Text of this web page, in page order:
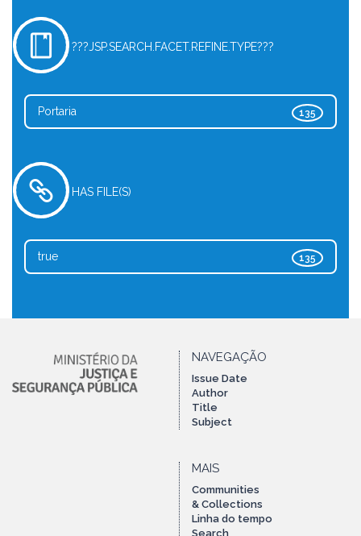
???JSP.SEARCH.FACET.REFINE.TYPE???
135
Portaria
HAS FILE(S)
135
true
NAVEGAÇÃO
Issue Date
Author
Title
Subject
MAIS
Communities
& Collections
Linha do tempo
Search